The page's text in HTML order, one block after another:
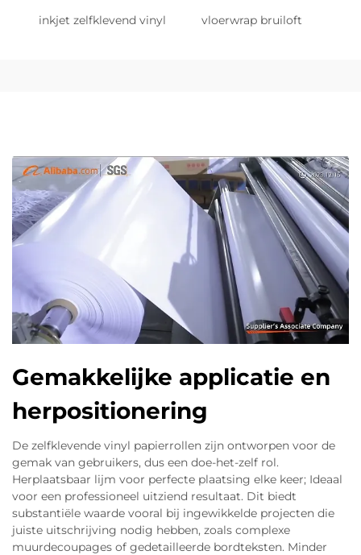
inkjet zelfklevend vinyl vloerwrap bruiloft
Gemakkelijke applicatie en
herpositionering
De zelfklevende vinyl papierrollen zijn ontworpen voor de
gemak van gebruikers, dus een doe-het-zelf rol.
Herplaatsbaar lijm voor perfecte plaatsing elke keer; Ideaal
voor een professioneel uitziend resultaat. Dit biedt
substantiële waarde vooral bij ingewikkelde projecten die
juiste uitschrijving nodig hebben, zoals complexe
muurdecoupages of gedetailleerde bordteksten. Minder